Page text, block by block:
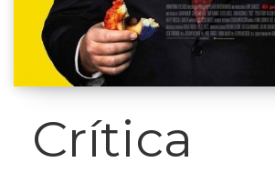
Crítica